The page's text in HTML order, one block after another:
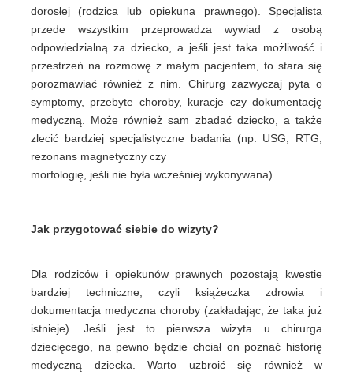
dorosłej (rodzica lub opiekuna prawnego). Specjalista
przede wszystkim przeprowadza wywiad z osobą
odpowiedzialną za dziecko, a jeśli jest taka możliwość i
przestrzeń na rozmowę z małym pacjentem, to stara się
porozmawiać również z nim. Chirurg zazwyczaj pyta o
symptomy, przebyte choroby, kuracje czy dokumentację
medyczną. Może również sam zbadać dziecko, a także
zlecić bardziej specjalistyczne badania (np. USG, RTG,
rezonans magnetyczny czy
morfologię, jeśli nie była wcześniej wykonywana).
Jak przygotować siebie do wizyty?
Dla rodziców i opiekunów prawnych pozostają kwestie
bardziej techniczne, czyli książeczka zdrowia i
dokumentacja medyczna choroby (zakładając, że taka już
istnieje). Jeśli jest to pierwsza wizyta u chirurga
dziecięcego, na pewno będzie chciał on poznać historię
medyczną dziecka. Warto uzbroić się również w